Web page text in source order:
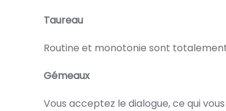
Taureau
Routine et monotonie sont
Gémeaux
Vous acceptez le dialogue, ce qui